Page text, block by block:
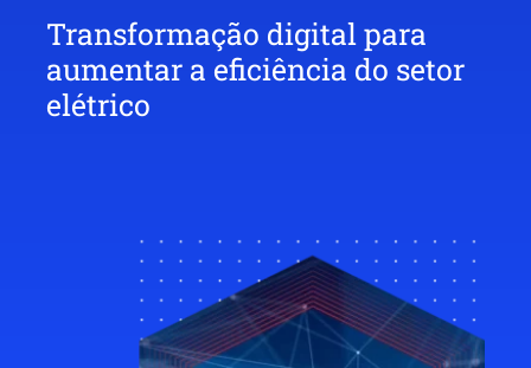
Transformação digital para
aumentar a eficiência do setor
elétrico